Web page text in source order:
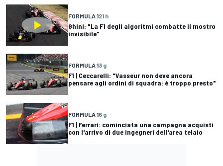
FORMULA 121 h
Ghini: "La F1 degli algoritmi combatte il mostro
invisibile"
FORMULA 13 g
F1 | Ceccarelli: "Vasseur non deve ancora
pensare agli ordini di squadra: è troppo presto"
FORMULA 16 g
F1 | Ferrari: cominciata una campagna acquisti
con l'arrivo di due ingegneri dell'area telaio